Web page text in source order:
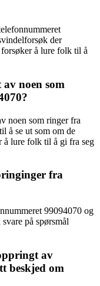
der
å lure folk til å
noen som
noen som ringer fra
å se ut som om de
å lure folk til å gi fra seg
fra
99094070 og
på spørsmål
av
beskjed om